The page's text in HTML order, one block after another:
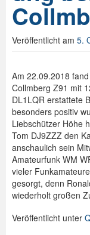
Spenden
Login
Veröffentlicht am 5.
Am 22.09.2018
Collmberg Z91 mit
DL1LQR erstattete
besonders positiv
Liebschützer Höhe
Tom DJ9ZZZ den
anschaulich sein
Amateurfunk WM
vieler
gesorgt, denn
wiederholt großen
Veröffentlicht unter